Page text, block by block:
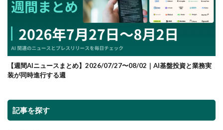
【週間AIニュースまとめ】2026/07/27〜08/02｜AI基盤投資と業務実
装が同時進行する週
記事を探す